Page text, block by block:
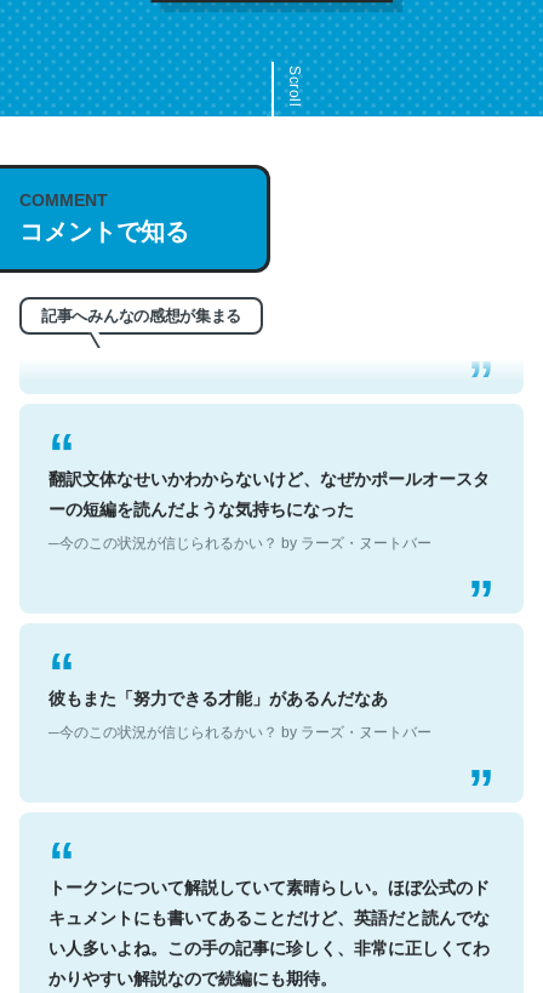
Scroll
COMMENT
コメントで知る
記事へみんなの感想が集まる
これは名文。彼はとてもクレバーなんだろうなと凄く思
う。英語少しでも読める人は原文もお勧め。自分はこの流
れ好き。Let’s Fucking Go. Then Covid hit. Shit.
─今のこの状況が信じられるかい？ by ラーズ・ヌートバー
翻訳文体なせいかわからないけど、なぜかポールオースタ
ーの短編を読んだような気持ちになった
彼もまた「努力できる才能」があるんだなあ
トークンについて解説していて素晴らしい。ほぼ公式のド
キュメントにも書いてあることだけど、英語だと読んでな
い人多いよね。この手の記事に珍しく、非常に正しくてわ
かりやすい解説なので続編にも期待。